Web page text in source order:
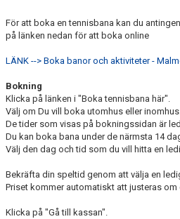
OM KLUBBEN
KALLELSE ÅRSMÖTE 2025
För att boka en tennisbana kan du
på länken nedan för att boka online
LÄNK --> Boka banor och aktiviteter -
Bokning
Klicka på länken i "Boka tennisbana här".
Välj om Du vill boka utomhus eller
De tider som visas på bokningssidan är
Du kan boka bana under de närmsta 14
Välj den dag och tid som du vill hitta en
Bekräfta din speltid genom att välja en
Priset kommer automatiskt att justeras om
Klicka på "Gå till kassan".